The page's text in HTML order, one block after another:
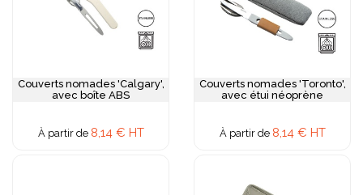
Couverts nomades 'Calgary',
avec boîte ABS
À partir de 8,14 € HT
Couverts nomades 'Toronto',
avec étui néoprène
À partir de 8,14 € HT